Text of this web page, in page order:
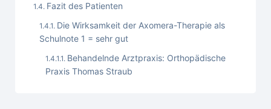
Fazit des Patienten
Die Wirksamkeit der Axomera-Therapie als
Schulnote 1 = sehr gut
Behandelnde Arztpraxis: Orthopädische
Praxis Thomas Straub